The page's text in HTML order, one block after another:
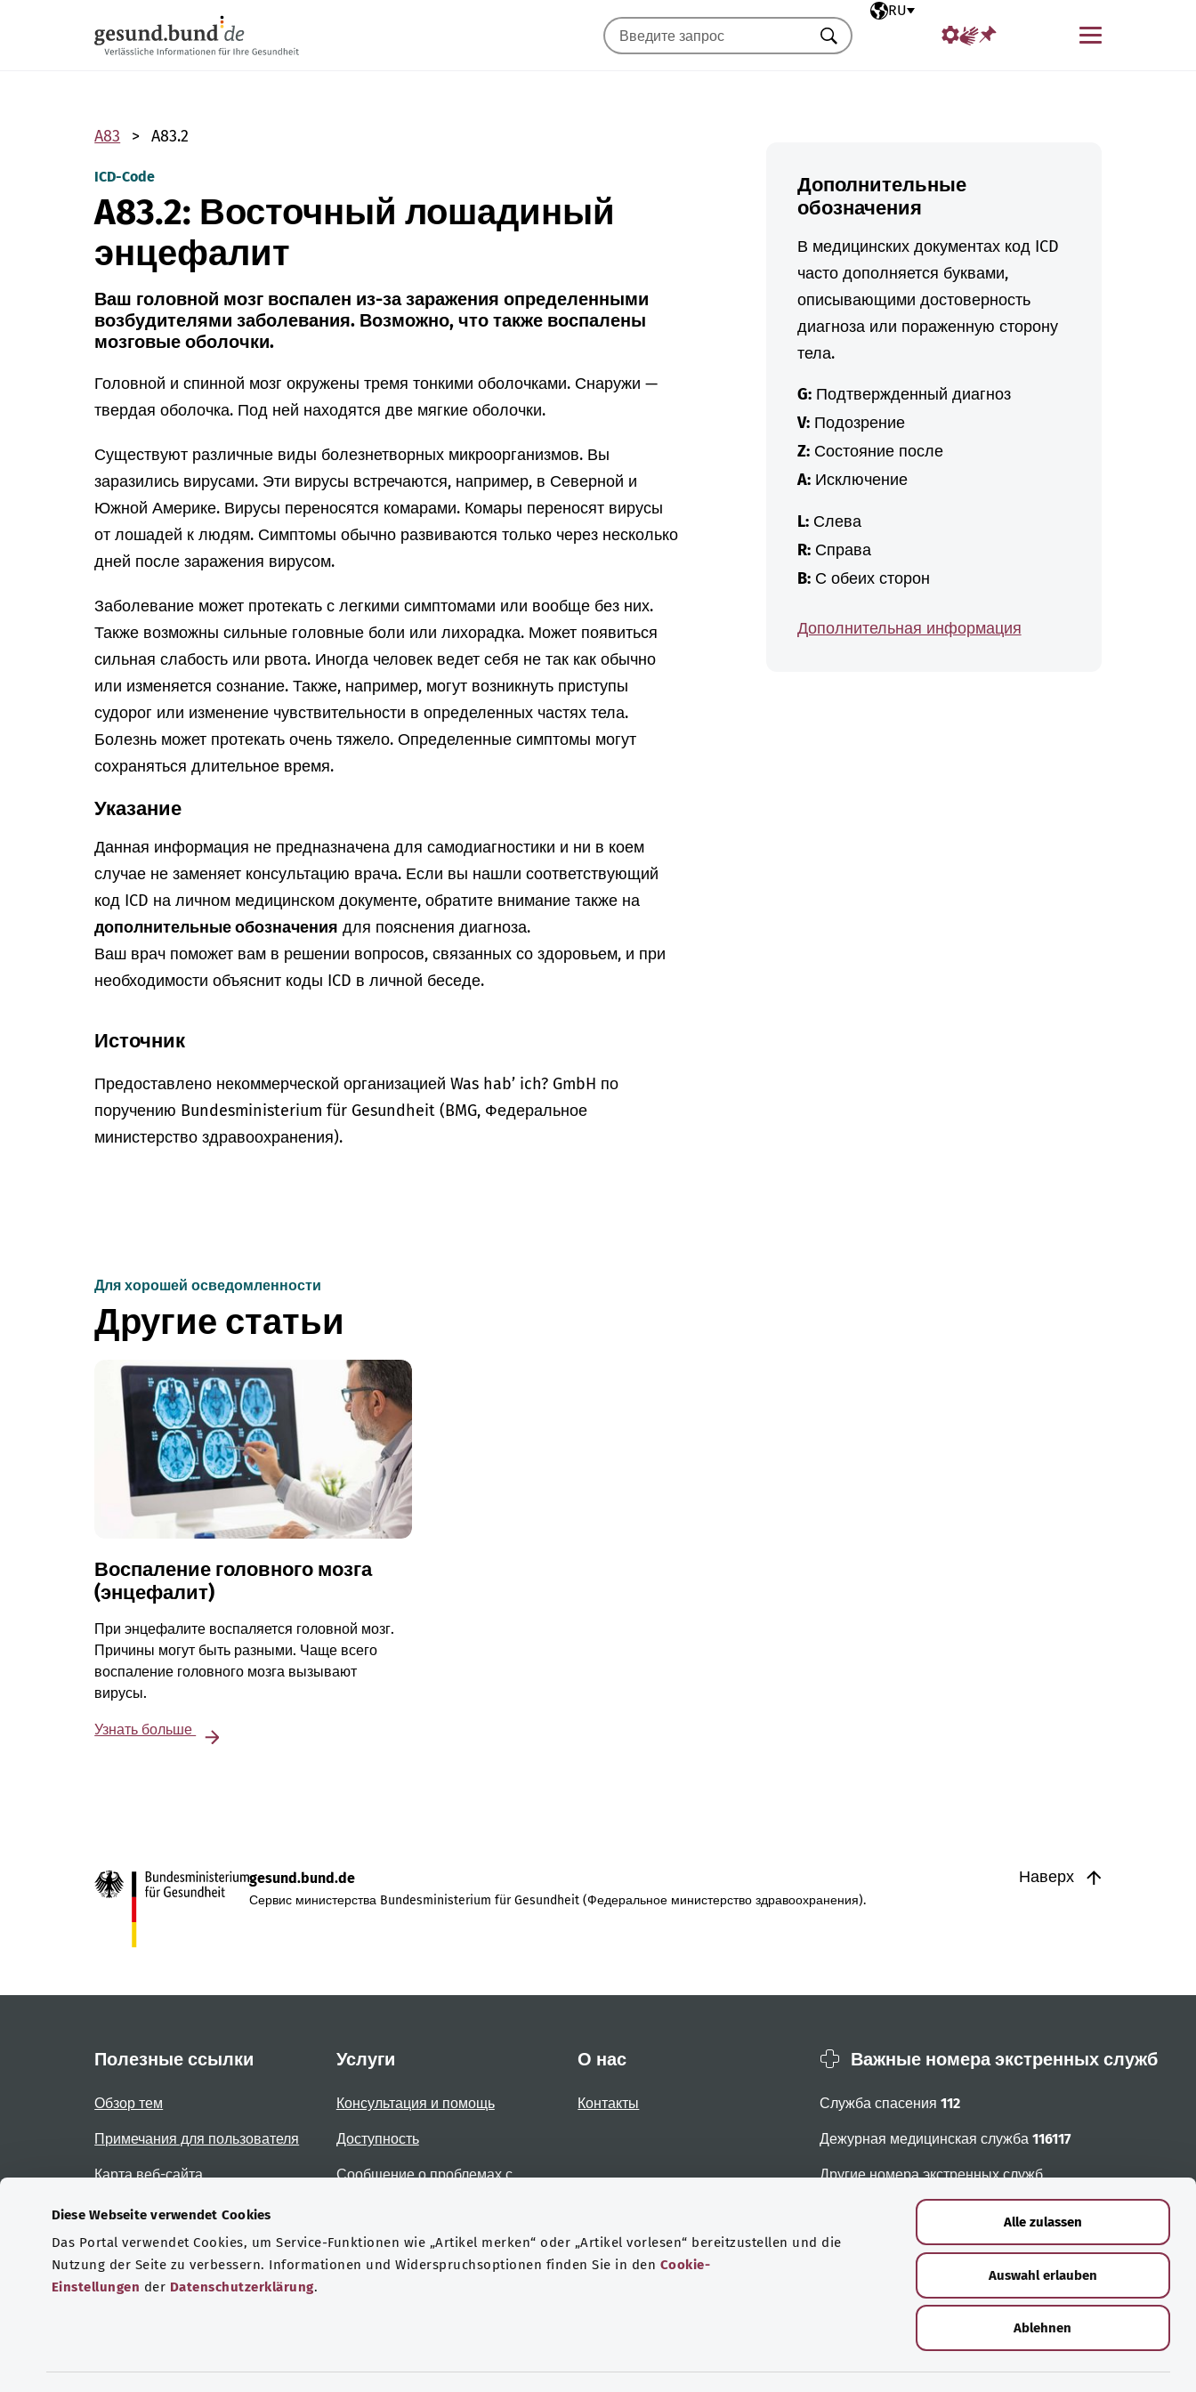
Diese Webseite verwendet Cookies
Das Portal verwendet Cookies, um Service-Funktionen wie „Artikel merken“ oder „Artikel vorlesen“ bereitzustellen und die
Nutzung der Seite zu verbessern. Informationen und Widerspruchsoptionen finden Sie in den Cookie-
Einstellungen der Datenschutzerklärung.
Alle zulassen
Auswahl erlauben
Ablehnen
Выбранный язык
RU
Меню
Искать
A83 A83.2
ICD-Code
A83.2: Восточный лошадиный
энцефалит
Ваш головной мозг воспален из-за заражения определенными
возбудителями заболевания. Возможно, что также воспалены
мозговые оболочки.
Головной и спинной мозг окружены тремя тонкими оболочками. Снаружи —
твердая оболочка. Под ней находятся две мягкие оболочки.
Существуют различные виды болезнетворных микроорганизмов. Вы
заразились вирусами. Эти вирусы встречаются, например, в Северной и
Южной Америке. Вирусы переносятся комарами. Комары переносят вирусы
от лошадей к людям. Симптомы обычно развиваются только через несколько
дней после заражения вирусом.
Заболевание может протекать с легкими симптомами или вообще без них.
Также возможны сильные головные боли или лихорадка. Может появиться
сильная слабость или рвота. Иногда человек ведет себя не так как обычно
или изменяется сознание. Также, например, могут возникнуть приступы
судорог или изменение чувствительности в определенных частях тела.
Болезнь может протекать очень тяжело. Определенные симптомы могут
сохраняться длительное время.
Указание
Данная информация не предназначена для самодиагностики и ни в коем
случае не заменяет консультацию врача. Если вы нашли соответствующий
код ICD на личном медицинском документе, обратите внимание также на
дополнительные обозначения для пояснения диагноза.
Ваш врач поможет вам в решении вопросов, связанных со здоровьем, и при
необходимости объяснит коды ICD в личной беседе.
Источник
Предоставлено некоммерческой организацией Was hab’ ich? GmbH по
поручению Bundesministerium für Gesundheit (BMG, Федеральное
министерство здравоохранения).
Дополнительные
обозначения
В медицинских документах код ICD
часто дополняется буквами,
описывающими достоверность
диагноза или пораженную сторону
тела.
G:Подтвержденный диагноз
V:Подозрение
Z:Состояние после
A:Исключение
L:Слева
R:Справа
B:С обеих сторон
Дополнительная информация
Для хорошей осведомленности
Другие статьи
Воспаление головного мозга
(энцефалит)
При энцефалите воспаляется головной мозг.
Причины могут быть разными. Чаще всего
воспаление головного мозга вызывают
вирусы.
Узнать больше
Наверх
gesund.bund.de
Сервис министерства Bundesministerium für Gesundheit (Федеральное министерство здравоохранения).
Полезные ссылки
Обзор тем
Примечания для пользователя
Карта веб-сайта
Услуги
Консультация и помощь
Доступность
Сообщение о проблемах с
О нас
Контакты
Важные номера экстренных служб
Служба спасения 112
Дежурная медицинская служба 116117
Другие номера экстренных служб
Сертификаты